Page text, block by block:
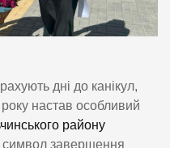
дні до канікул,
настав особливий
району
символ завершення